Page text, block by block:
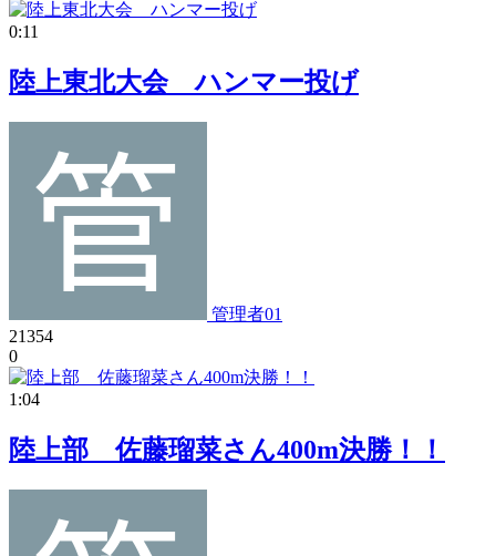
0:11
陸上東北大会 ハンマー投げ
管理者01
21354
0
1:04
陸上部 佐藤瑠菜さん400m決勝！！